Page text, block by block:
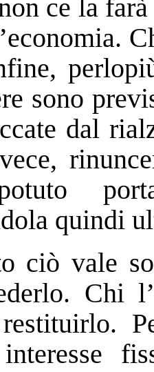
ce la
sono
dal
quindi
ciò vale
Chi
restituirlo.